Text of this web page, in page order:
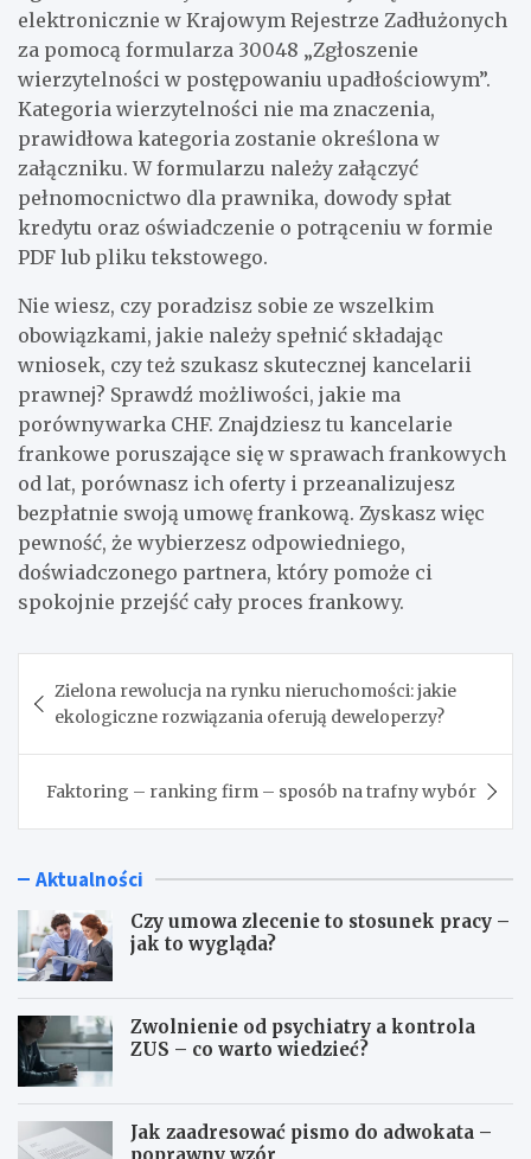
elektronicznie w Krajowym Rejestrze Zadłużonych
za pomocą formularza 30048 „Zgłoszenie
wierzytelności w postępowaniu upadłościowym”.
Kategoria wierzytelności nie ma znaczenia,
prawidłowa kategoria zostanie określona w
załączniku. W formularzu należy załączyć
pełnomocnictwo dla prawnika, dowody spłat
kredytu oraz oświadczenie o potrąceniu w formie
PDF lub pliku tekstowego.
Nie wiesz, czy poradzisz sobie ze wszelkim
obowiązkami, jakie należy spełnić składając
wniosek, czy też szukasz skutecznej kancelarii
prawnej? Sprawdź możliwości, jakie ma
porównywarka CHF. Znajdziesz tu kancelarie
frankowe poruszające się w sprawach frankowych
od lat, porównasz ich oferty i przeanalizujesz
bezpłatnie swoją umowę frankową. Zyskasz więc
pewność, że wybierzesz odpowiedniego,
doświadczonego partnera, który pomoże ci
spokojnie przejść cały proces frankowy.
wpisu
Zielona rewolucja na rynku nieruchomości: jakie
ekologiczne rozwiązania oferują deweloperzy?
Faktoring – ranking firm – sposób na trafny wybór
Aktualności
Czy umowa zlecenie to stosunek pracy –
jak to wygląda?
Zwolnienie od psychiatry a kontrola
ZUS – co warto wiedzieć?
Jak zaadresować pismo do adwokata –